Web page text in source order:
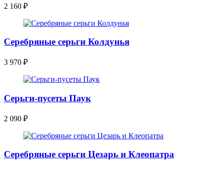
2 160 ₽
Серебряные серьги Колдунья
3 970 ₽
Серьги-пусеты Паук
2 090 ₽
Серебряные серьги Цезарь и Клеопатра